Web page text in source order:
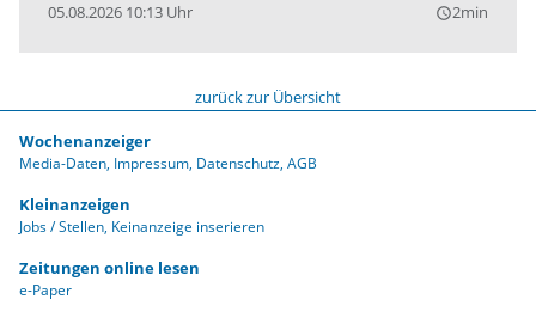
05.08.2026 10:13 Uhr query_builder2min
zurück zur Übersicht
Wochenanzeiger
Media-Daten Impressum Datenschutz AGB
Kleinanzeigen
Jobs / Stellen Keinanzeige inserieren
Zeitungen online lesen
e-Paper